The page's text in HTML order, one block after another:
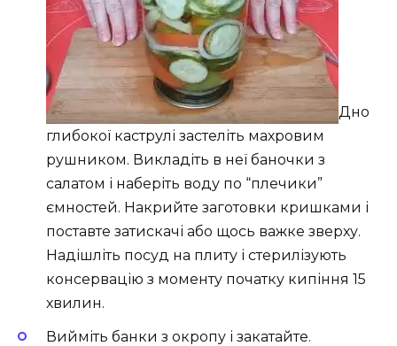
Дно
глибокої каструлі застеліть махровим
рушником. Викладіть в неї баночки з
салатом і наберіть воду по “плечики”
ємностей. Накрийте заготовки кришками і
поставте затискачі або щось важке зверху.
Надішліть посуд на плиту і стерилізують
консервацію з моменту початку кипіння 15
хвилин.
Вийміть банки з окропу і закатайте.